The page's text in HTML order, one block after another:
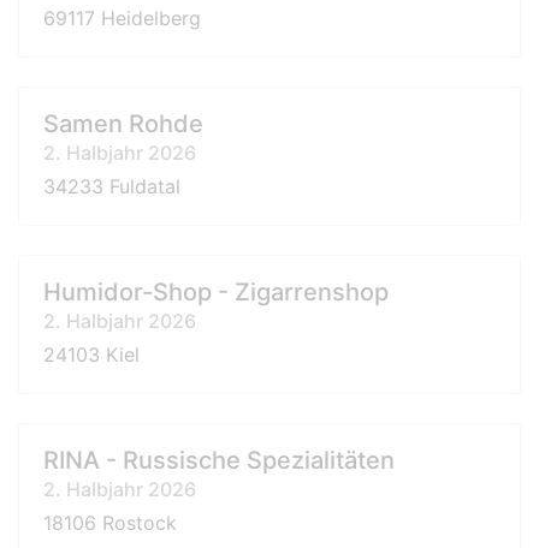
69117 Heidelberg
Samen Rohde
2. Halbjahr 2026
34233 Fuldatal
Humidor-Shop - Zigarrenshop
2. Halbjahr 2026
24103 Kiel
RINA - Russische Spezialitäten
2. Halbjahr 2026
18106 Rostock